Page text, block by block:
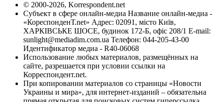
© 2000-2026, Korrespondent.net
Субъект в сфере онлайн-медиа Название онлайн-медиа -
«КореспонденТ.net» Адрес: 02091, місто Київ,
ХАРКІВСЬКЕ ШОСЕ, будинок 172-Б, офіс 208/1 E-mail:
sunlight@mediadim.com.ua Телефон: 044-205-43-00
Идентификатор медиа - R40-06068
Использование любых материалов, размещённых на
сайте, разрешается при условии ссылки на
Корреспондент.net.
При копировании материалов со страницы «Новости
Украины и мира», для интернет-изданий – обязательна